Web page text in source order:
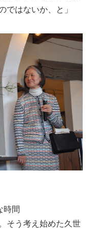
ではないか、と」
時間
そう考え始めた久世